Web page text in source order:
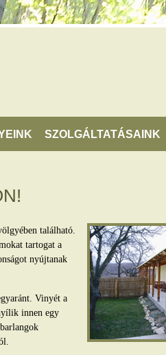
SZOLGÁLTATÁSAINK
található.
tartogat a
nyújtanak
Vinyét a
innen egy